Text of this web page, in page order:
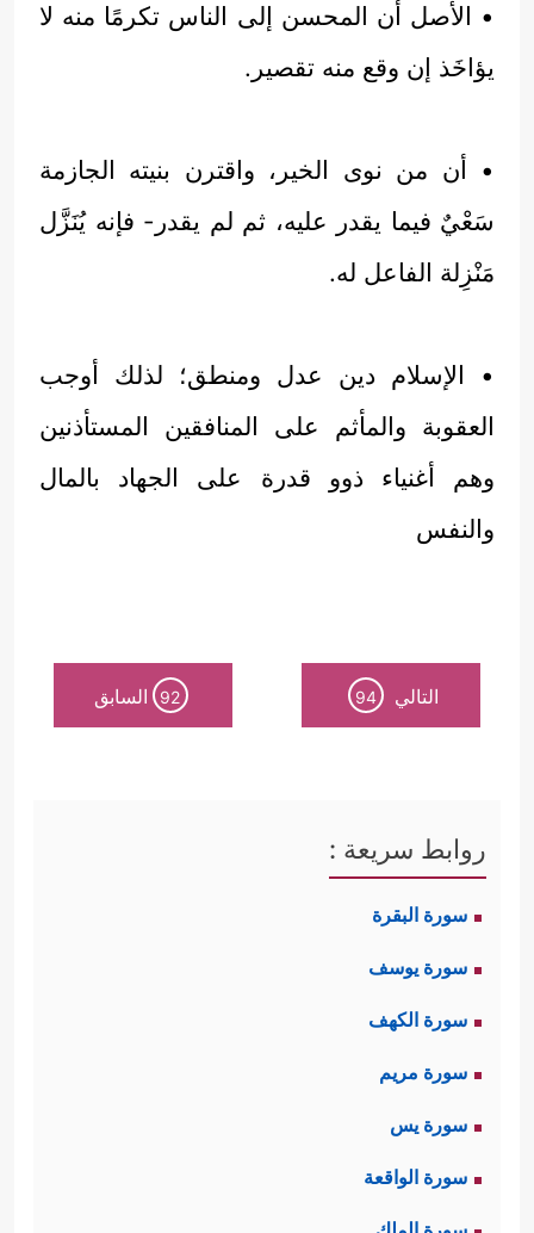
• الأصل أن المحسن إلى الناس تكرمًا منه لا
يؤاخَذ إن وقع منه تقصير.
• أن من نوى الخير، واقترن بنيته الجازمة
سَعْيٌ فيما يقدر عليه، ثم لم يقدر- فإنه يُنَزَّل
مَنْزِلة الفاعل له.
• الإسلام دين عدل ومنطق؛ لذلك أوجب
العقوبة والمأثم على المنافقين المستأذنين
وهم أغنياء ذوو قدرة على الجهاد بالمال
والنفس
التالي 94
92 السابق
روابط سريعة :
سورة البقرة
سورة يوسف
سورة الكهف
سورة مريم
سورة يس
سورة الواقعة